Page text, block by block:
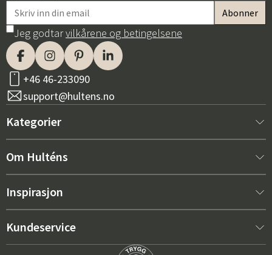
Jeg godtarvilkårene og betingelsene
+46 46-233090
support@hultens.no
Kategorier
Nytt hos oss
Innredning
Om Hulténs
Om Hulténs
Salgsavdeling
Inspirasjon
Bestselger
Kundeservice